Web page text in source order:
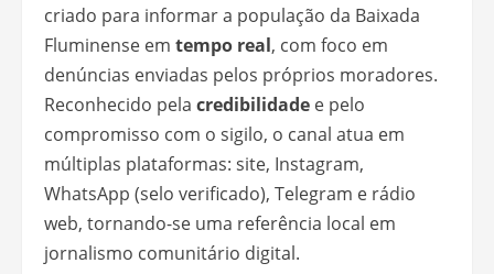
criado para informar a população da Baixada
Fluminense em tempo real, com foco em
denúncias enviadas pelos próprios moradores.
Reconhecido pela credibilidade e pelo
compromisso com o sigilo, o canal atua em
múltiplas plataformas: site, Instagram,
WhatsApp (selo verificado), Telegram e rádio
web, tornando-se uma referência local em
jornalismo comunitário digital.